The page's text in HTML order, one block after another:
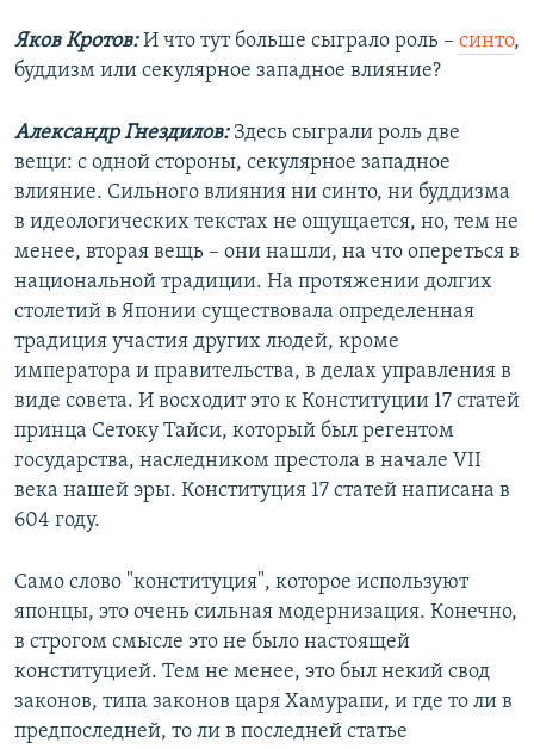
Яков Кротов:И что тут больше сыграло роль – синто,
буддизм или секулярное западное влияние?
Александр Гнездилов:Здесь сыграли роль две
вещи: с одной стороны, секулярное западное
влияние. Сильного влияния ни синто, ни буддизма
в идеологических текстах не ощущается, но, тем не
менее, вторая вещь – они нашли, на что опереться в
национальной традиции. На протяжении долгих
столетий в Японии существовала определенная
традиция участия других людей, кроме
императора и правительства, в делах управления в
виде совета. И восходит это к Конституции 17 статей
принца Сетоку Тайси, который был регентом
государства, наследником престола в начале VII
века нашей эры. Конституция 17 статей написана в
604 году.
Само слово "конституция", которое используют
японцы, это очень сильная модернизация. Конечно,
в строгом смысле это не было настоящей
конституцией. Тем не менее, это был некий свод
законов, типа законов царя Хамурапи, и где то ли в
предпоследней, то ли в последней статье